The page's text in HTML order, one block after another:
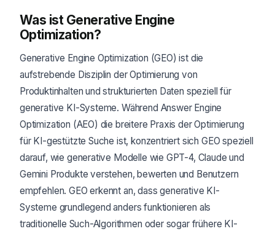
Was ist Generative Engine
Optimization?
Generative Engine Optimization (GEO) ist die
aufstrebende Disziplin der Optimierung von
Produktinhalten und strukturierten Daten speziell für
generative KI-Systeme. Während Answer Engine
Optimization (AEO) die breitere Praxis der Optimierung
für KI-gestützte Suche ist, konzentriert sich GEO speziell
darauf, wie generative Modelle wie GPT-4, Claude und
Gemini Produkte verstehen, bewerten und Benutzern
empfehlen. GEO erkennt an, dass generative KI-
Systeme grundlegend anders funktionieren als
traditionelle Such-Algorithmen oder sogar frühere KI-